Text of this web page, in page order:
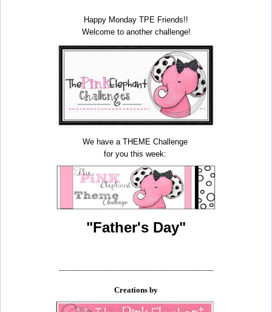
Happy Monday TPE Friends!!
Welcome to another challenge!
We have a THEME Challenge
for you this week:
"Father's Day"
Creations by